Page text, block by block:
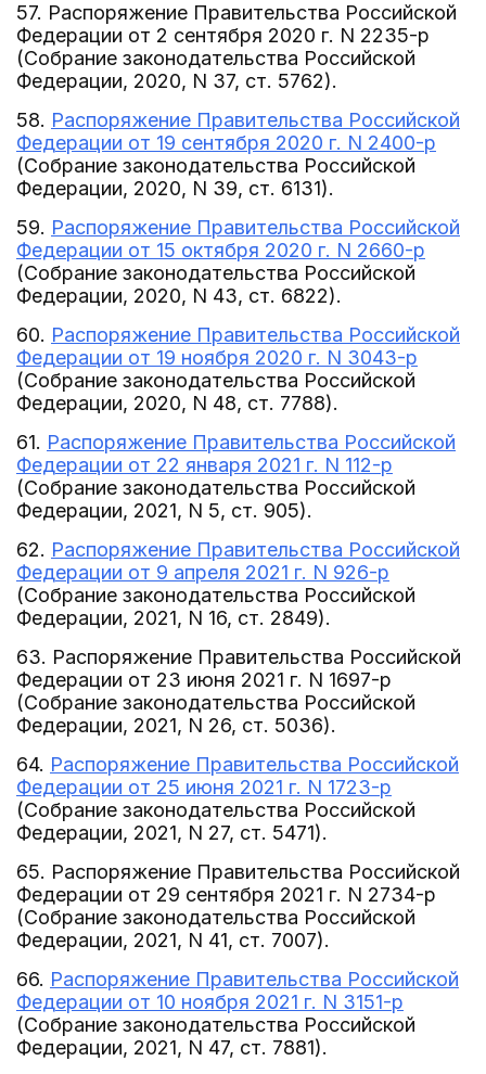
57. Распоряжение Правительства Российской
Федерации от 2 сентября 2020 г. N 2235-р
(Собрание законодательства Российской
Федерации, 2020, N 37, ст. 5762).
58. Распоряжение Правительства Российской
Федерации от 19 сентября 2020 г. N 2400-р
(Собрание законодательства Российской
Федерации, 2020, N 39, ст. 6131).
59. Распоряжение Правительства Российской
Федерации от 15 октября 2020 г. N 2660-р
(Собрание законодательства Российской
Федерации, 2020, N 43, ст. 6822).
60. Распоряжение Правительства Российской
Федерации от 19 ноября 2020 г. N 3043-р
(Собрание законодательства Российской
Федерации, 2020, N 48, ст. 7788).
61. Распоряжение Правительства Российской
Федерации от 22 января 2021 г. N 112-р
(Собрание законодательства Российской
Федерации, 2021, N 5, ст. 905).
62. Распоряжение Правительства Российской
Федерации от 9 апреля 2021 г. N 926-р
(Собрание законодательства Российской
Федерации, 2021, N 16, ст. 2849).
63. Распоряжение Правительства Российской
Федерации от 23 июня 2021 г. N 1697-р
(Собрание законодательства Российской
Федерации, 2021, N 26, ст. 5036).
64. Распоряжение Правительства Российской
Федерации от 25 июня 2021 г. N 1723-р
(Собрание законодательства Российской
Федерации, 2021, N 27, ст. 5471).
65. Распоряжение Правительства Российской
Федерации от 29 сентября 2021 г. N 2734-р
(Собрание законодательства Российской
Федерации, 2021, N 41, ст. 7007).
66. Распоряжение Правительства Российской
Федерации от 10 ноября 2021 г. N 3151-р
(Собрание законодательства Российской
Федерации, 2021, N 47, ст. 7881).